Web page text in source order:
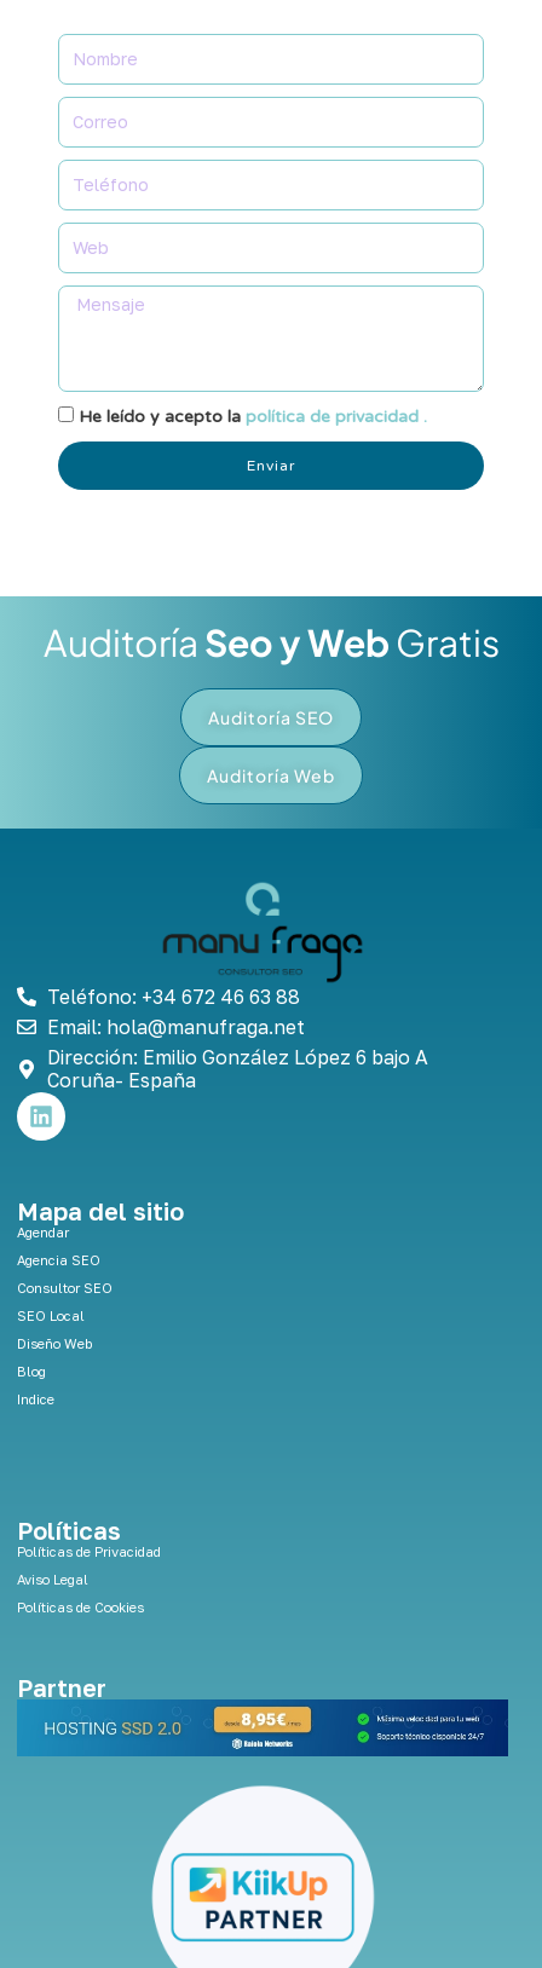
He leído y acepto la política de privacidad .
Enviar
Auditoría Seo y Web Gratis
Auditoría SEO
Auditoría Web
Teléfono: +34 672 46 63 88
Email: hola@manufraga.net
Dirección: Emilio González López 6 bajo A
Coruña- España
L
i
d
n
Mapa del sitio
Agendar
Agencia SEO
Consultor SEO
SEO Local
Diseño Web
Blog
Indice
Políticas
Políticas de Privacidad
Aviso Legal
Políticas de Cookies
Partner